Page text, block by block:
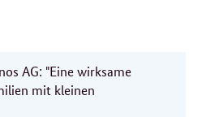
AG: "Eine wirksame
mit kleinen